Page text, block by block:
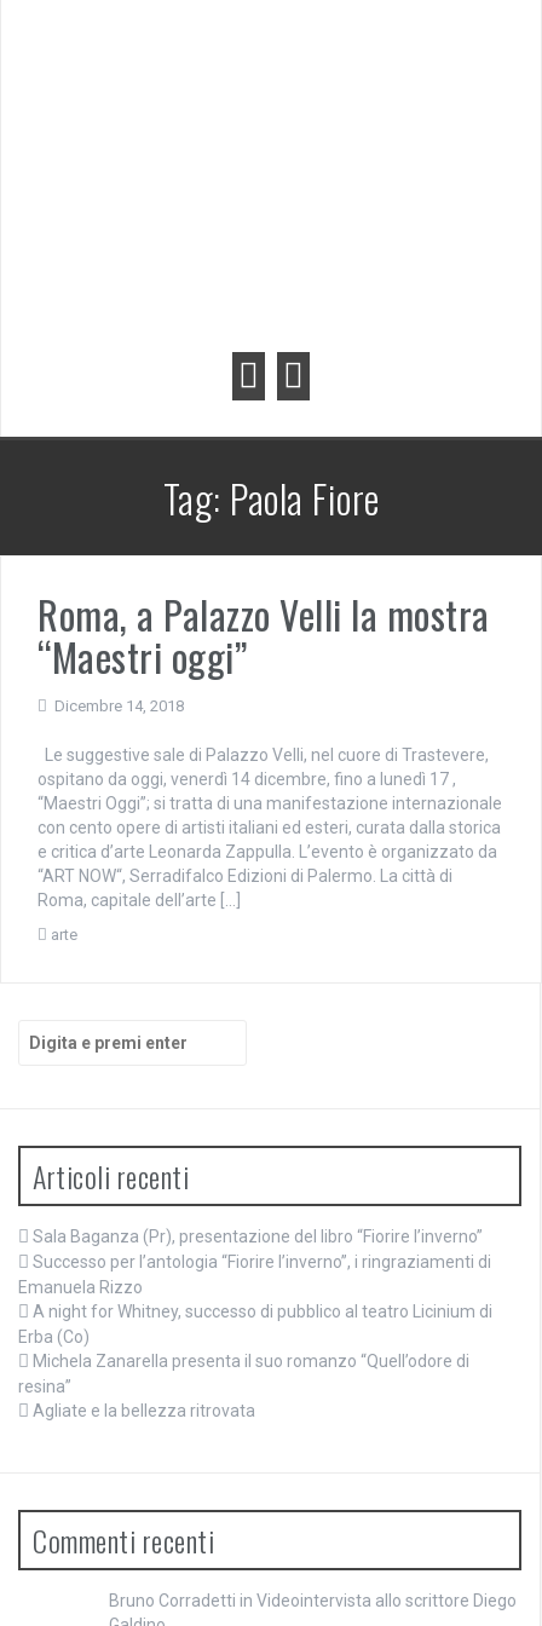
Tag: Paola Fiore
Roma, a Palazzo Velli la mostra
“Maestri oggi”
Dicembre 14, 2018
Le suggestive sale di Palazzo Velli, nel cuore di Trastevere,
ospitano da oggi, venerdì 14 dicembre, fino a lunedì 17 ,
“Maestri Oggi”; si tratta di una manifestazione internazionale
con cento opere di artisti italiani ed esteri, curata dalla storica
e critica d’arte Leonarda Zappulla. L’evento è organizzato da
“ART NOW“, Serradifalco Edizioni di Palermo. La città di
Roma, capitale dell’arte […]
arte
Articoli recenti
Sala Baganza (Pr), presentazione del libro “Fiorire l’inverno”
Successo per l’antologia “Fiorire l’inverno”, i ringraziamenti di
Emanuela Rizzo
A night for Whitney, successo di pubblico al teatro Licinium di
Erba (Co)
Michela Zanarella presenta il suo romanzo “Quell’odore di
resina”
Agliate e la bellezza ritrovata
Commenti recenti
Bruno Corradetti in Videointervista allo scrittore Diego